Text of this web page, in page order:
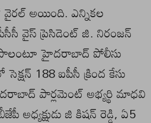
అయింది. ఎన్నికల
వైస్ ప్రెసిడెంట్ జి. నిరంజన్
హైదరాబాద్ పోలీసు
188 ఐపీసీ క్రింద కేసు
పార్లమెంట్ అభ్యర్థి మాధవి
జి కిషన్ రెడ్డి, ఏ5